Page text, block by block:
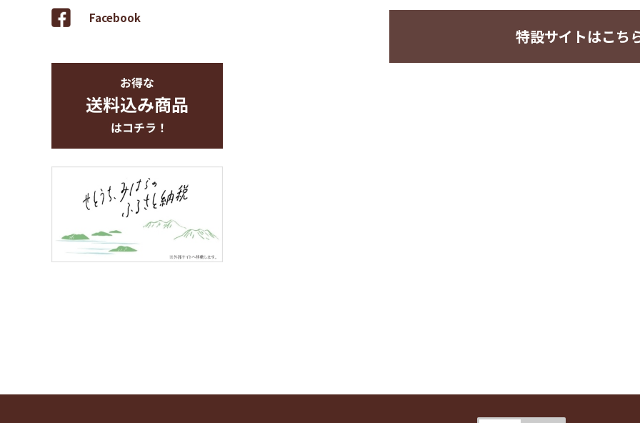
Facebook
特設サイトはこち